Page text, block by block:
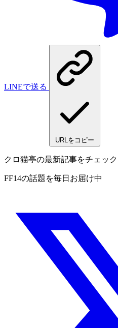
LINEで送る
URLをコピー
クロ猫亭の最新記事をチェック
FF14の話題を毎日お届け中